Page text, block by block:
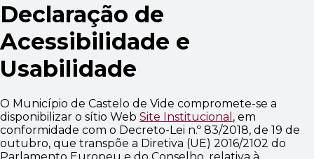
Declaração de
Acessibilidade e
Usabilidade
O Município de Castelo de Vide compromete-se a
disponibilizar o sítio Web Site Institucional , em
conformidade com o Decreto-Lei n.º 83/2018, de 19 de
outubro, que transpõe a Diretiva (UE) 2016/2102 do